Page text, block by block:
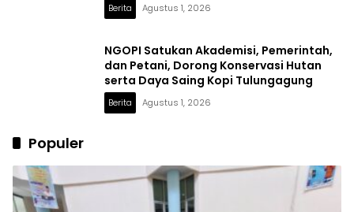
Berita Agustus 1, 2026
NGOPI Satukan Akademisi, Pemerintah,
dan Petani, Dorong Konservasi Hutan
serta Daya Saing Kopi Tulungagung
Berita Agustus 1, 2026
Populer